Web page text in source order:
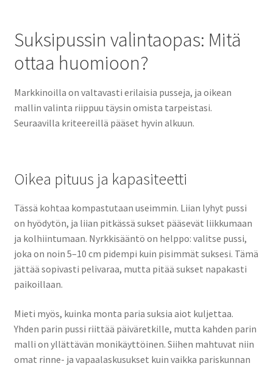
Suksipussin valintaopas: Mitä
ottaa huomioon?
Markkinoilla on valtavasti erilaisia pusseja, ja oikean
mallin valinta riippuu täysin omista tarpeistasi.
Seuraavilla kriteereillä pääset hyvin alkuun.
Oikea pituus ja kapasiteetti
Tässä kohtaa kompastutaan useimmin. Liian lyhyt pussi
on hyödytön, ja liian pitkässä sukset pääsevät liikkumaan
ja kolhiintumaan. Nyrkkisääntö on helppo: valitse pussi,
joka on noin 5–10 cm pidempi kuin pisimmät suksesi. Tämä
jättää sopivasti pelivaraa, mutta pitää sukset napakasti
paikoillaan.
Mieti myös, kuinka monta paria suksia aiot kuljettaa.
Yhden parin pussi riittää päiväretkille, mutta kahden parin
malli on yllättävän monikäyttöinen. Siihen mahtuvat niin
omat rinne- ja vapaalaskusukset kuin vaikka pariskunnan